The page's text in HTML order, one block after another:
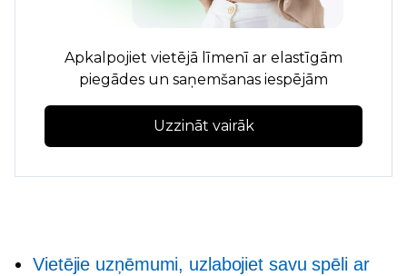
Apkalpojiet vietējā līmenī ar elastīgām
piegādes un saņemšanas iespējām
Uzzināt vairāk
Vietējie uzņēmumi, uzlabojiet savu spēli ar